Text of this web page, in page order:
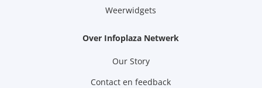
Weerwidgets
Over Infoplaza Netwerk
Our Story
Contact en feedback